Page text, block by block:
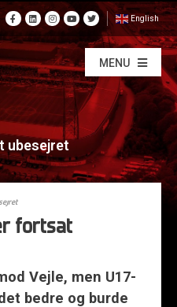
English
MENU
ubesejret
fortsat
Vejle, men U17-
bedre og burde